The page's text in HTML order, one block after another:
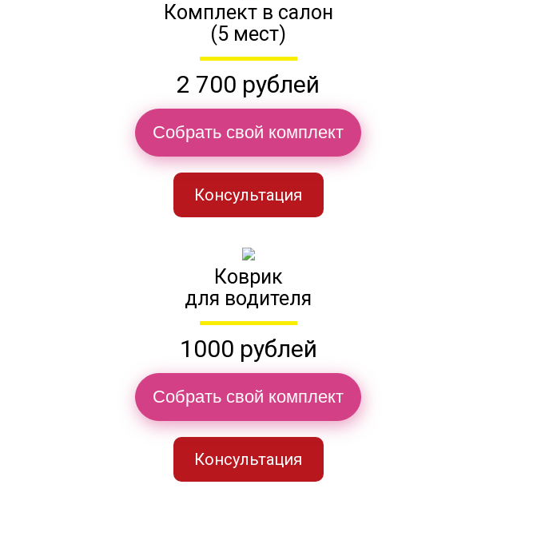
Комплект в салон
(5 мест)
2 700 рублей
Собрать свой комплект
Консультация
Коврик
для водителя
1000 рублей
Собрать свой комплект
Консультация